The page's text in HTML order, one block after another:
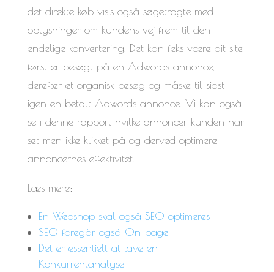
det direkte køb visis også søgetragte med
oplysninger om kundens vej frem til den
endelige konvertering. Det kan feks være dit site
først er besøgt på en Adwords annonce,
derefter et organisk besøg og måske til sidst
igen en betalt Adwords annonce. Vi kan også
se i denne rapport hvilke annoncer kunden har
set men ikke klikket på og derved optimere
annoncernes effektivitet.
Læs mere:
En Webshop skal også SEO optimeres
SEO foregår også On-page
Det er essentielt at lave en
Konkurrentanalyse